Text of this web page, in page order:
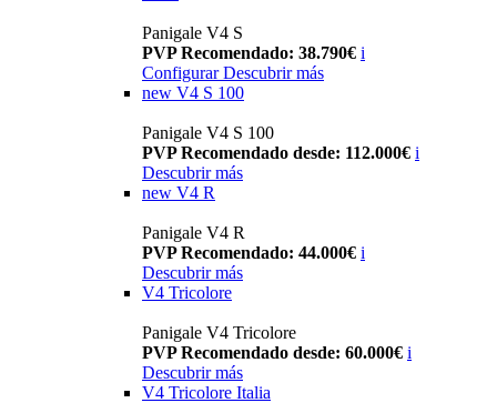
Panigale V4 S
PVP Recomendado: 38.790€ i
Configurar Descubrir más
new V4 S 100
Panigale V4 S 100
PVP Recomendado desde: 112.000€ i
Descubrir más
new V4 R
Panigale V4 R
PVP Recomendado: 44.000€ i
Descubrir más
V4 Tricolore
Panigale V4 Tricolore
PVP Recomendado desde: 60.000€ i
Descubrir más
V4 Tricolore Italia